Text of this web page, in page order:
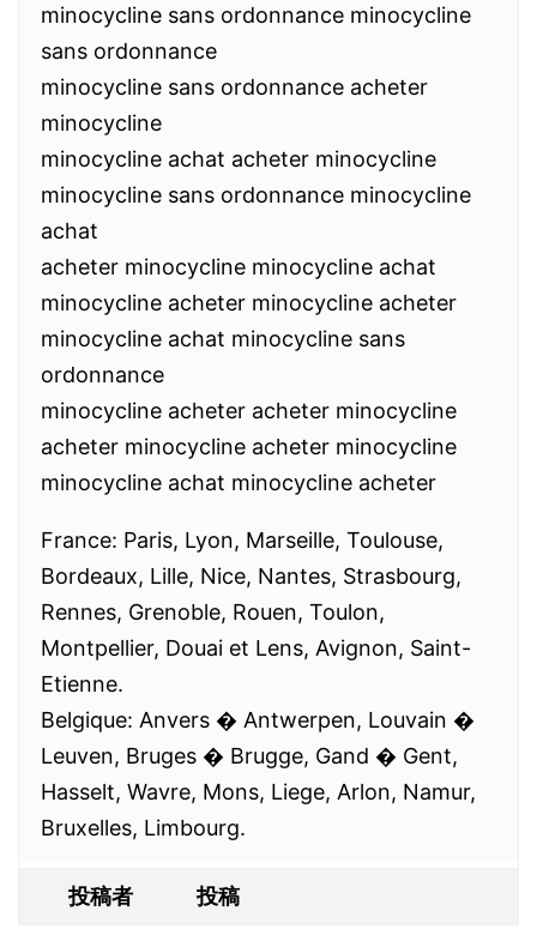
minocycline sans ordonnance minocycline
sans ordonnance
minocycline sans ordonnance acheter
minocycline
minocycline achat acheter minocycline
minocycline sans ordonnance minocycline
achat
acheter minocycline minocycline achat
minocycline acheter minocycline acheter
minocycline achat minocycline sans
ordonnance
minocycline acheter acheter minocycline
acheter minocycline acheter minocycline
minocycline achat minocycline acheter
France: Paris, Lyon, Marseille, Toulouse,
Bordeaux, Lille, Nice, Nantes, Strasbourg,
Rennes, Grenoble, Rouen, Toulon,
Montpellier, Douai et Lens, Avignon, Saint-
Etienne.
Belgique: Anvers � Antwerpen, Louvain �
Leuven, Bruges � Brugge, Gand � Gent,
Hasselt, Wavre, Mons, Liege, Arlon, Namur,
Bruxelles, Limbourg.
投稿者 投稿